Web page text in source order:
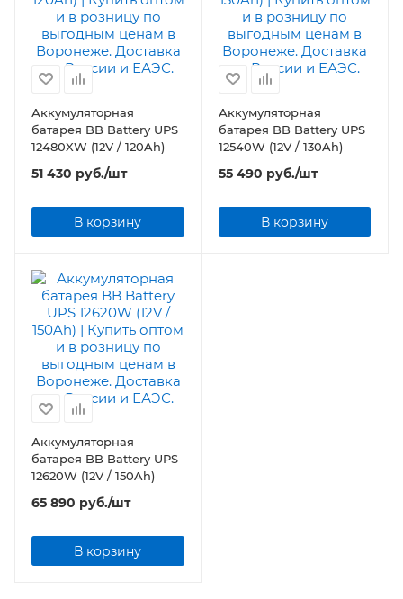
Аккумуляторная
батарея BB Battery UPS
12480XW (12V / 120Ah)
51 430 руб./шт
В корзину
Аккумуляторная
батарея BB Battery UPS
12540W (12V / 130Ah)
55 490 руб./шт
В корзину
Аккумуляторная
батарея BB Battery UPS
12620W (12V / 150Ah)
65 890 руб./шт
В корзину